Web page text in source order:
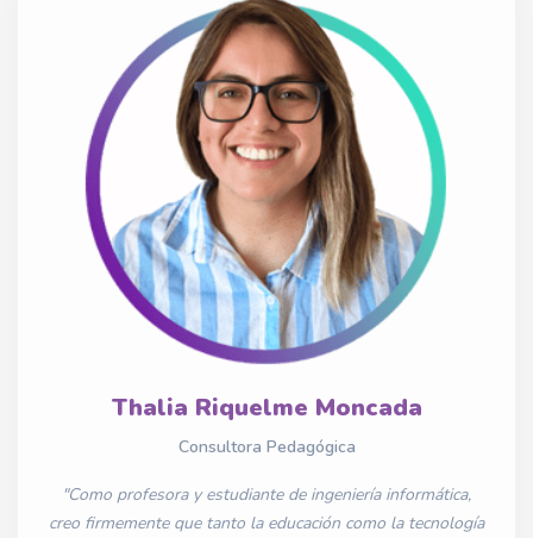
Thalia Riquelme Moncada
Consultora Pedagógica
"Como profesora y estudiante de ingeniería informática,
creo firmemente que tanto la educación como la tecnología